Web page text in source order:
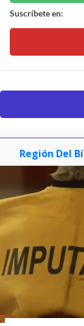
Suscríbete en:
Región Del